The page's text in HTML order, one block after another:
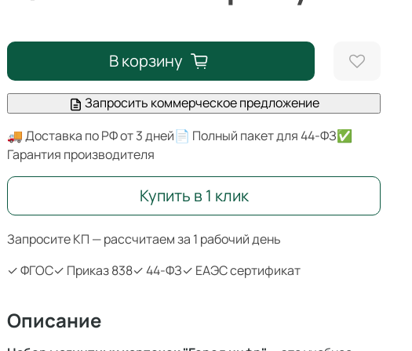
Запросите КП — рассчитаем за 1 рабочий день
✓ ФГОС✓ Приказ 838✓ 44-ФЗ✓ ЕАЭС сертификат
В корзину
Запросить коммерческое предложение
🚚 Доставка по РФ от 3 дней📄 Полный пакет для 44-ФЗ✅
Гарантия производителя
Купить в 1 клик
Описание